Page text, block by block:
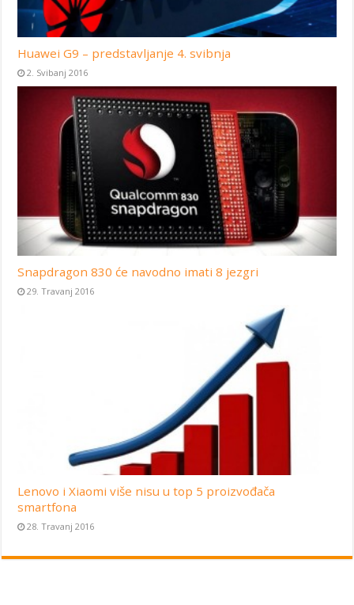
Huawei G9 – predstavljanje 4. svibnja
2. Svibanj 2016
Snapdragon 830 će navodno imati 8 jezgri
29. Travanj 2016
Lenovo i Xiaomi više nisu u top 5 proizvođača
smartfona
28. Travanj 2016